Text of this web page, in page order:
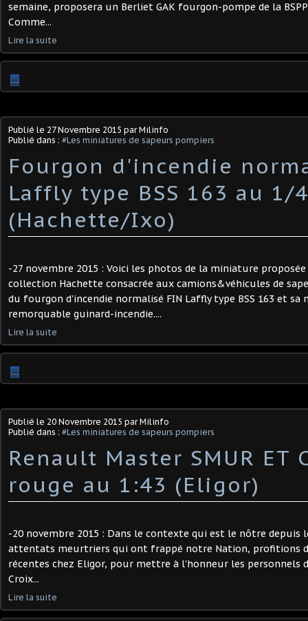
semaine, proposera un Berliet GAK fourgon-pompe de la
Comme...
Lire la suite
…
Publié le 27 Novembre 2015 par Milinfo
Publié dans : #Les miniatures de sapeurs pompiers
Fourgon d'incendie
Laffly type BSS 163 au 1/
(Hachette/Ixo)
-27 novembre 2015 : Voici les photos de la miniature proposée
collection Hachette consacrée aux camions&véhicules de
du fourgon d'incendie normalisé FIN Laffly type BSS 163 et sa
remorquable guinard-incendie....
Lire la suite
…
Publié le 20 Novembre 2015 par Milinfo
Publié dans : #Les miniatures de sapeurs pompiers
Renault Master SMUR ET
rouge au 1:43 (Eligor)
-20 novembre 2015 : Dans le contexte qui est le nôtre depuis
attentats meurtriers qui ont frappé notre Nation, profitions
récentes chez Eligor, pour mettre à l'honneur les personnels
Croix...
Lire la suite